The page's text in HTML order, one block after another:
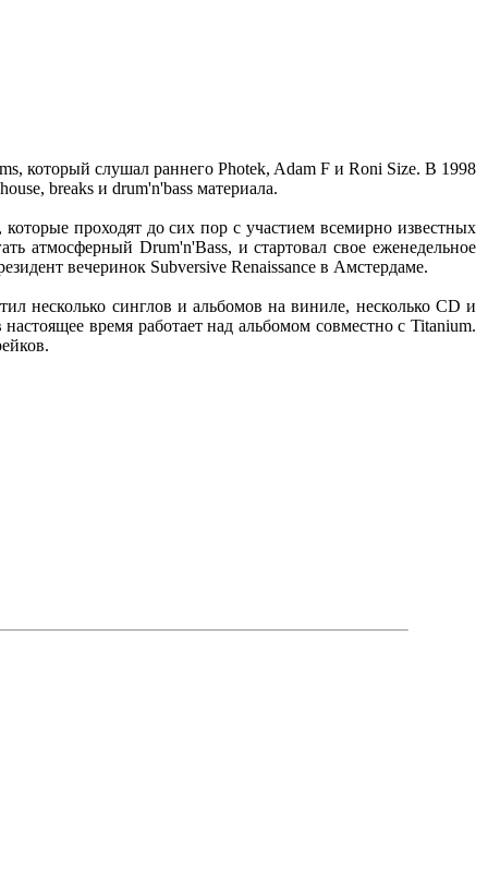
который слушал раннего Photek, Adam F и Roni Size. В 1998
breaks и drum'n'bass материала.
проходят до сих пор с участием всемирно известных
атмосферный Drum'n'Bass, и стартовал свое еженедельное
вечеринок Subversive Renaissance в Амстердаме.
несколько синглов и альбомов на виниле, несколько CD и
время работает над альбомом совместно с Titanium.